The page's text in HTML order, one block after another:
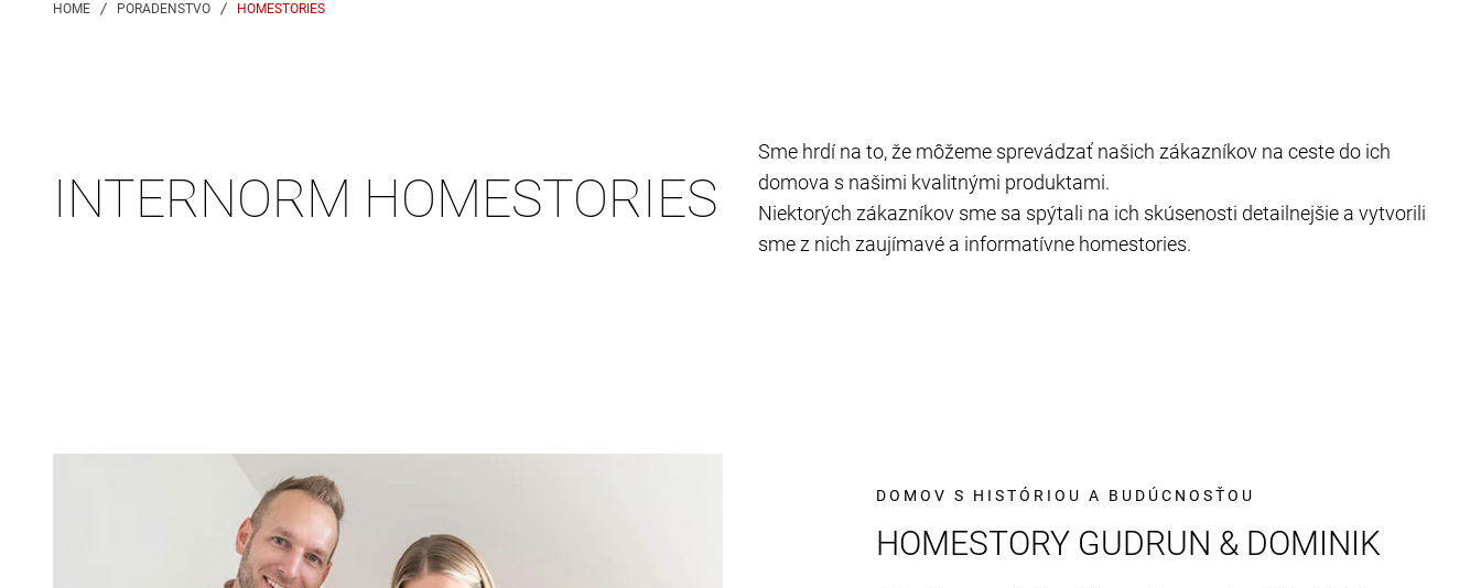
HOMESTORIES
INTERNORM HOMESTORIES
Sme hrdí na to, že môžeme sprevádzať našich zákazníkov na ceste do ich
domova s ​​našimi kvalitnými produktami.
Niektorých zákazníkov sme sa spýtali na ich skúsenosti detailnejšie a vytvorili
sme z nich zaujímavé a informatívne homestories.
DOMOV S HISTÓRIOU A BUDÚCNOSŤOU
HOMESTORY GUDRUN & DOMINIK